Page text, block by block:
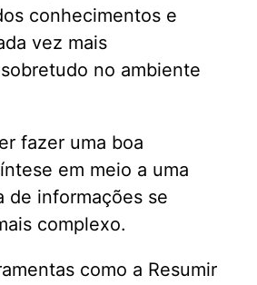
conhecimentos e
vez mais
no ambiente
fazer uma boa
em meio a uma
de informações se
complexo.
como a Resumir